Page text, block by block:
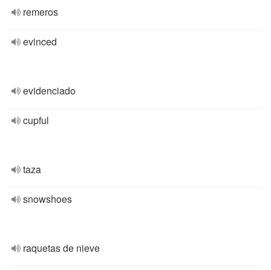
remeros
evinced
evidenciado
cupful
taza
snowshoes
raquetas de nieve